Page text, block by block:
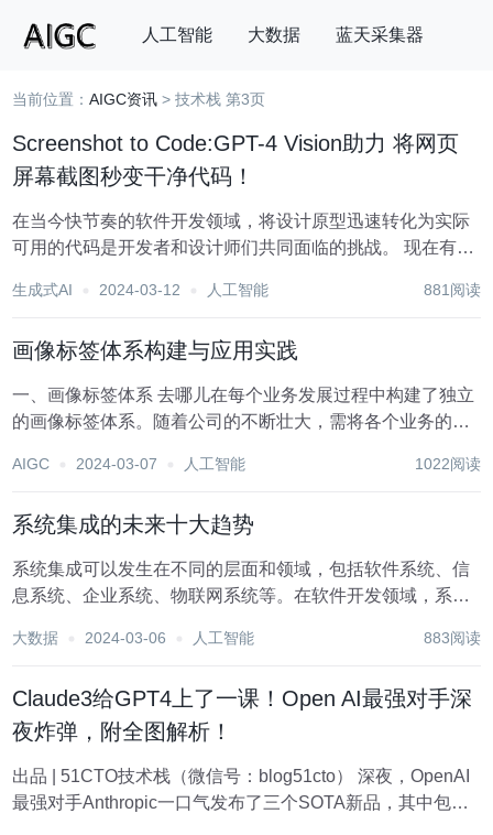
人工智能 大数据 蓝天采集器
搜索
当前位置：AIGC资讯 > 技术栈 第3页
Screenshot to Code:GPT-4 Vision助力 将网页
屏幕截图秒变干净代码！
在当今快节奏的软件开发领域，将设计原型迅速转化为实际
可用的代码是开发者和设计师们共同面临的挑战。 现在有了
4Vision的强大能力，让这一转变变得前所未有的简单和高
生成式AI 2024-03-12 人工智能 881阅读
画像标签体系构建与应用实践
一、画像标签体系 去哪儿在每个业务发展过程中构建了独立
的画像标签体系。随着公司的不断壮大，需将各个业务的画
单，但业务层面的整合则较为复杂。因为各个标签在不同业
AIGC 2024-03-07 人工智能 1022阅读
系统集成的未来十大趋势
系统集成可以发生在不同的层面和领域，包括软件系统、信
息系统、企业系统、物联网系统等。在软件开发领域，系统
更为复杂的功能或服务。在企业领域，系统集成可以涉及将
大数据 2024-03-06 人工智能 883阅读
Claude3给GPT4上了一课！Open AI最强对手深
夜炸弹，附全图解析！
出品 | 51CTO技术栈（微信号：blog51cto） 深夜，OpenAI
最强对手Anthropic一口气发布了三个SOTA新品，其中包